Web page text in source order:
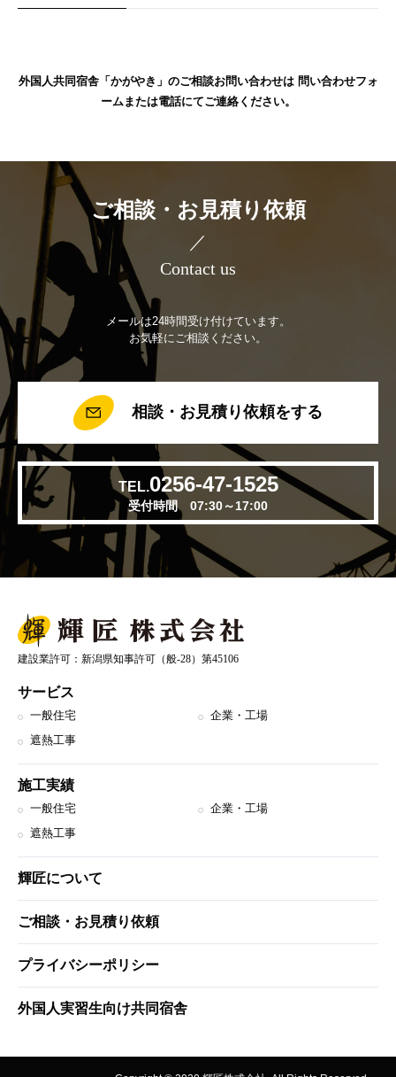
外国人共同宿舎「かがやき」のご相談お問い合わせは 問い合わせフォ
ームまたは電話にてご連絡ください。
ご相談・お見積り依頼
／
Contact us
メールは24時間受け付けています。
お気軽にご相談ください。
相談・お見積り依頼をする
TEL.0256-47-1525
受付時間 07:30～17:00
建設業許可：新潟県知事許可（般-28）第45106
サービス
一般住宅
企業・工場
遮熱工事
施工実績
一般住宅
企業・工場
遮熱工事
輝匠について
ご相談・お見積り依頼
プライバシーポリシー
外国人実習生向け共同宿舎